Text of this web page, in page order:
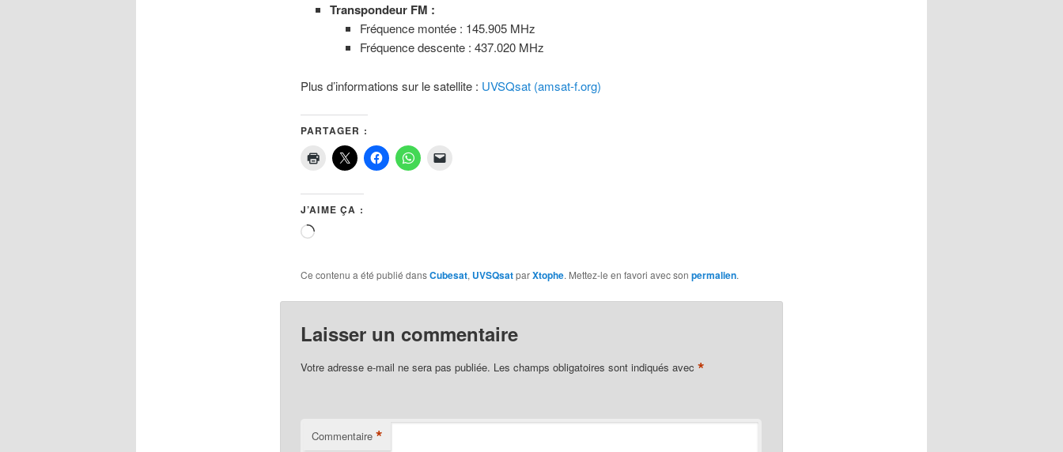
Transpondeur FM :
Fréquence montée : 145.905 MHz
Fréquence descente : 437.020 MHz
Plus d’informations sur le satellite : UVSQsat (amsat-f.org)
PARTAGER :
J’AIME ÇA :
Chargement…
Ce contenu a été publié dansCubesat, UVSQsatparXtophe. Mettez-le en favori avec son permalien.
Laisser un commentaire
Votre adresse e-mail ne sera pas publiée. Les champs obligatoires sont indiqués avec *
Commentaire *